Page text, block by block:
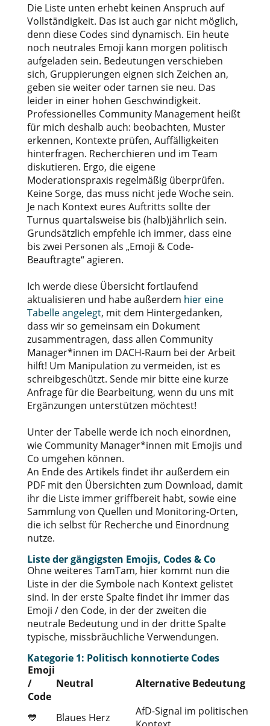
Die Liste unten erhebt keinen Anspruch auf
Vollständigkeit. Das ist auch gar nicht möglich,
denn diese Codes sind dynamisch. Ein heute
noch neutrales Emoji kann morgen politisch
aufgeladen sein. Bedeutungen verschieben
sich, Gruppierungen eignen sich Zeichen an,
geben sie weiter oder tarnen sie neu. Das
leider in einer hohen Geschwindigkeit.
Professionelles Community Management heißt
für mich deshalb auch: beobachten, Muster
erkennen, Kontexte prüfen, Auffälligkeiten
hinterfragen. Recherchieren und im Team
diskutieren. Ergo, die eigene
Moderationspraxis regelmäßig überprüfen.
Keine Sorge, das muss nicht jede Woche sein.
Je nach Kontext eures Auftritts sollte der
Turnus quartalsweise bis (halb)jährlich sein.
Grundsätzlich empfehle ich immer, dass eine
bis zwei Personen als „Emoji & Code-
Beauftragte“ agieren.
Ich werde diese Übersicht fortlaufend
aktualisieren und habe außerdem hier eine
Tabelle angelegt, mit dem Hintergedanken,
dass wir so gemeinsam ein Dokument
zusammentragen, dass allen Community
Manager*innen im DACH-Raum bei der Arbeit
hilft! Um Manipulation zu vermeiden, ist es
schreibgeschützt. Sende mir bitte eine kurze
Anfrage für die Bearbeitung, wenn du uns mit
Ergänzungen unterstützen möchtest!
Unter der Tabelle werde ich noch einordnen,
wie Community Manager*innen mit Emojis und
Co umgehen können.
An Ende des Artikels findet ihr außerdem ein
PDF mit den Übersichten zum Download, damit
ihr die Liste immer griffbereit habt, sowie eine
Sammlung von Quellen und Monitoring-Orten,
die ich selbst für Recherche und Einordnung
nutze.
Liste der gängigsten Emojis, Codes & Co
Ohne weiteres TamTam, hier kommt nun die
Liste in der die Symbole nach Kontext gelistet
sind. In der erste Spalte findet ihr immer das
Emoji / den Code, in der der zweiten die
neutrale Bedeutung und in der dritte Spalte
typische, missbräuchliche Verwendungen.
Kategorie 1: Politisch konnotierte Codes
Emoji
/
Code
Neutral Alternative Bedeutung
💙 Blaues Herz
AfD-Signal im politischen